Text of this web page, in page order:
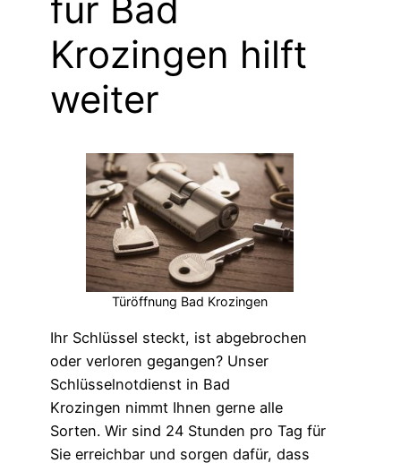
für Bad
Krozingen hilft
weiter
Türöffnung Bad Krozingen
Ihr Schlüssel steckt, ist abgebrochen
oder verloren gegangen? Unser
Schlüsselnotdienst in Bad
Krozingen nimmt Ihnen gerne alle
Sorten. Wir sind 24 Stunden pro Tag für
Sie erreichbar und sorgen dafür, dass